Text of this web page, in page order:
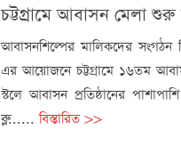
চট্টগ্রামে আবাসন মেলা
আবাসনশিল্পের মালিকদের সংগঠন
এর আয়োজনে চট্টগ্রামে ১৬তম
স্টলে আবাসন প্রতিষ্ঠানের
ব্লু......বিস্তারিত >>